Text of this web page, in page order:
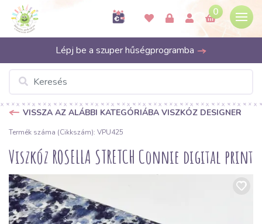
0
Lépj be a szuper hűségprogramba
VISSZA AZ ALÁBBI KATEGÓRIÁBA VISZKÓZ DESIGNER
Termék száma (Cikkszám): VPU425
Viszkóz ROSELLA STRETCH Connie digital print